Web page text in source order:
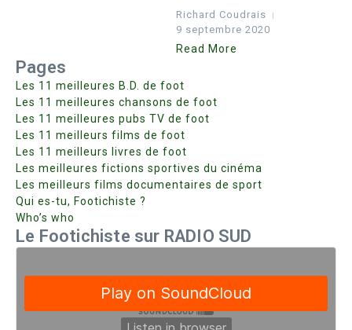
Richard Coudrais
9 septembre 2020
Read More
Pages
Les 11 meilleures B.D. de foot
Les 11 meilleures chansons de foot
Les 11 meilleures pubs TV de foot
Les 11 meilleurs films de foot
Les 11 meilleurs livres de foot
Les meilleures fictions sportives du cinéma
Les meilleurs films documentaires de sport
Qui es-tu, Footichiste ?
Who’s who
Le Footichiste sur RADIO SUD